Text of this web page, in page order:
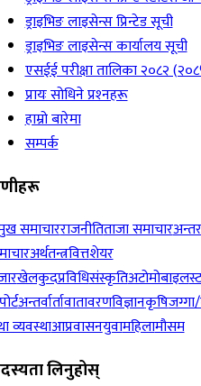
ड्राइभिङ लाइसेन्स प्रिन्टेड सूची
ड्राइभिङ लाइसेन्स कार्यालय सूची
एसईई परीक्षा तालिका २०८२
प्रायः सोधिने प्रश्‍नहरू
हाम्रो बारेमा
सम्पर्क
समाचारराजनीतिताजा समाचार
अर्थतन्त्रवित्तशेयर
खेलकुदप्रविधिसंस्कृतिअटोमोबाइल
अन्तर्वार्तावातावरणविज्ञानकृषि
व्यवस्थाआप्रवासनयुवामहिलामौसम
लिनुहोस्